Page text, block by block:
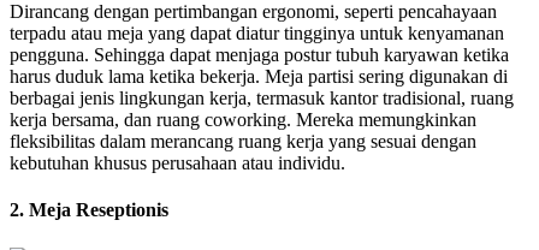
Dirancang dengan pertimbangan ergonomi, seperti pencahayaan
terpadu atau meja yang dapat diatur tingginya untuk kenyamanan
pengguna. Sehingga dapat menjaga postur tubuh karyawan ketika
harus duduk lama ketika bekerja. Meja partisi sering digunakan di
berbagai jenis lingkungan kerja, termasuk kantor tradisional, ruang
kerja bersama, dan ruang coworking. Mereka memungkinkan
fleksibilitas dalam merancang ruang kerja yang sesuai dengan
kebutuhan khusus perusahaan atau individu.
2. Meja Reseptionis